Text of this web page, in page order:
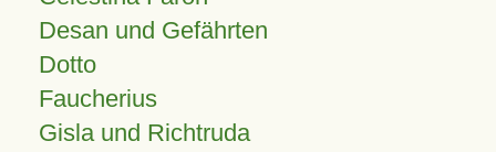
Desan und Gefährten
Dotto
Faucherius
Gisla und Richtruda